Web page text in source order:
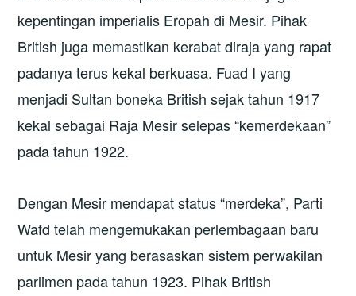
kepentingan imperialis Eropah di Mesir. Pihak
British juga memastikan kerabat diraja yang rapat
padanya terus kekal berkuasa. Fuad I yang
menjadi Sultan boneka British sejak tahun 1917
kekal sebagai Raja Mesir selepas “kemerdekaan”
pada tahun 1922.
Dengan Mesir mendapat status “merdeka”, Parti
Wafd telah mengemukakan perlembagaan baru
untuk Mesir yang berasaskan sistem perwakilan
parlimen pada tahun 1923. Pihak British